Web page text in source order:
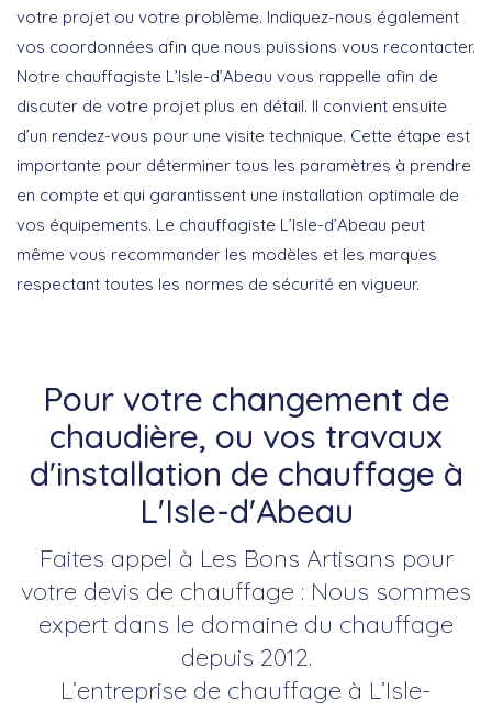
votre projet ou votre problème. Indiquez-nous également
vos coordonnées afin que nous puissions vous recontacter.
Notre chauffagiste L’Isle-d’Abeau vous rappelle afin de
discuter de votre projet plus en détail. Il convient ensuite
d’un rendez-vous pour une visite technique. Cette étape est
importante pour déterminer tous les paramètres à prendre
en compte et qui garantissent une installation optimale de
vos équipements. Le chauffagiste L’Isle-d’Abeau peut
même vous recommander les modèles et les marques
respectant toutes les normes de sécurité en vigueur.
Pour votre changement de
chaudière, ou vos travaux
d'installation de chauffage à
L'Isle-d'Abeau
Faites appel à Les Bons Artisans pour
votre devis de chauffage : Nous sommes
expert dans le domaine du chauffage
depuis 2012.
L’entreprise de chauffage à L’Isle-